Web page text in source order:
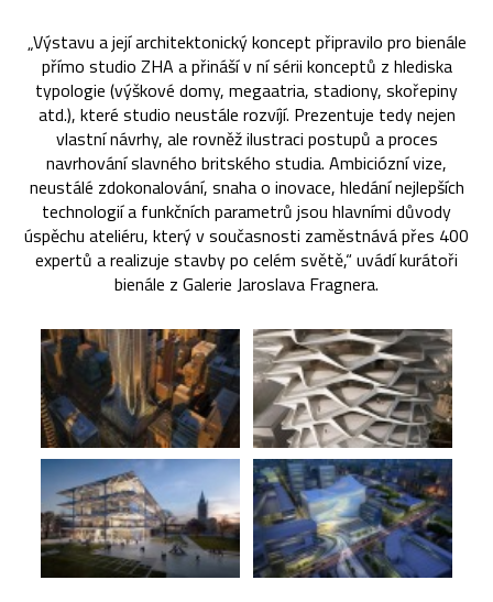
„Výstavu a její architektonický koncept připravilo pro bienále
přímo studio ZHA a přináší v ní sérii konceptů z hlediska
typologie (výškové domy, megaatria, stadiony, skořepiny
atd.), které studio neustále rozvíjí. Prezentuje tedy nejen
vlastní návrhy, ale rovněž ilustraci postupů a proces
navrhování slavného britského studia. Ambiciózní vize,
neustálé zdokonalování, snaha o inovace, hledání nejlepších
technologií a funkčních parametrů jsou hlavními důvody
úspěchu ateliéru, který v současnosti zaměstnává přes 400
expertů a realizuje stavby po celém světě,“ uvádí kurátoři
bienále z Galerie Jaroslava Fragnera.